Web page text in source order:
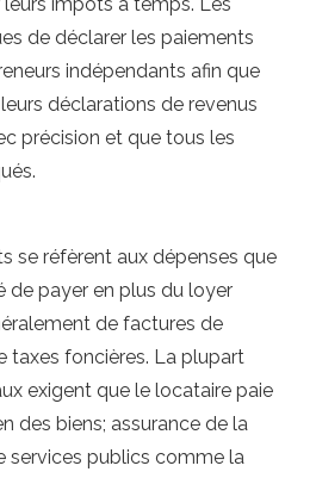
de déclarer les paiements
indépendants afin que
déclarations de revenus
précision et que tous les
se réfèrent aux dépenses que
de payer en plus du loyer
de factures de
taxes foncières. La plupart
exigent que le locataire paie
des biens; assurance de la
services publics comme la